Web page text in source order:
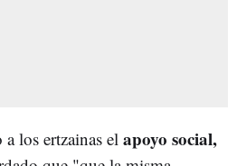
los ertzainas el apoyo social,